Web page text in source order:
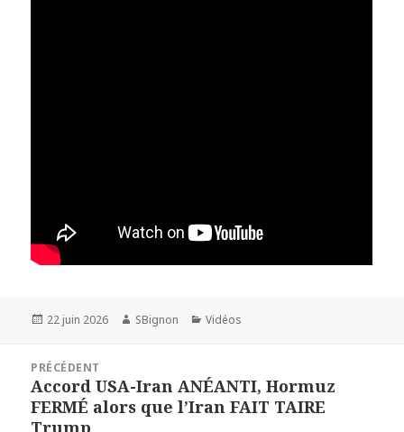
Publié
22 juin 2026 Auteur
SBignon Catégories
Vidéos
l’article
PRÉCÉDENT
Article
précédent :
Accord USA-Iran ANÉANTI, Hormuz
FERMÉ alors que l’Iran FAIT TAIRE